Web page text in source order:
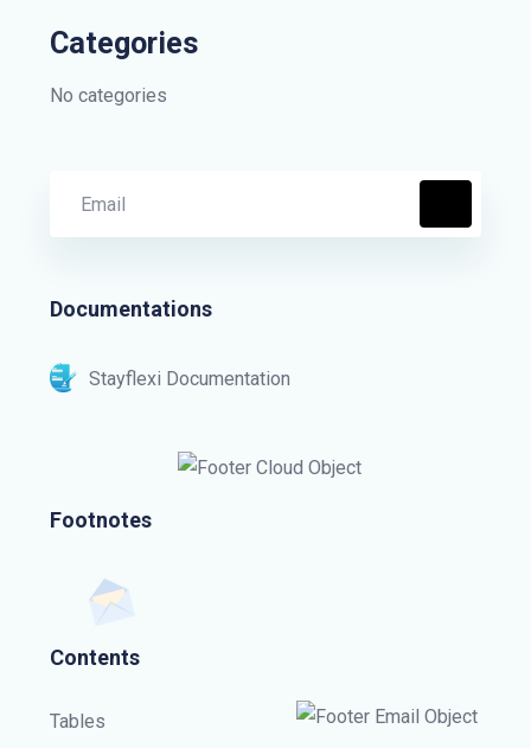
Categories
No categories
Documentations
Stayflexi Documentation
Footnotes
Contents
Tables